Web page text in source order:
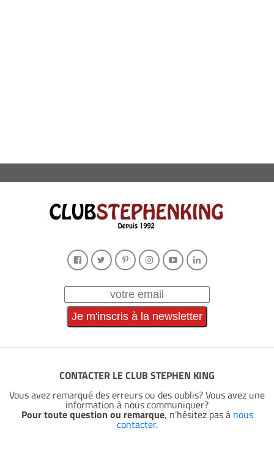
CONTACTER LE CLUB STEPHEN KING
Vous avez remarqué des erreurs ou des oublis? Vous avez une
information à nous communiquer?
Pour toute question ou remarque, n'hésitez pas à nous
contacter.